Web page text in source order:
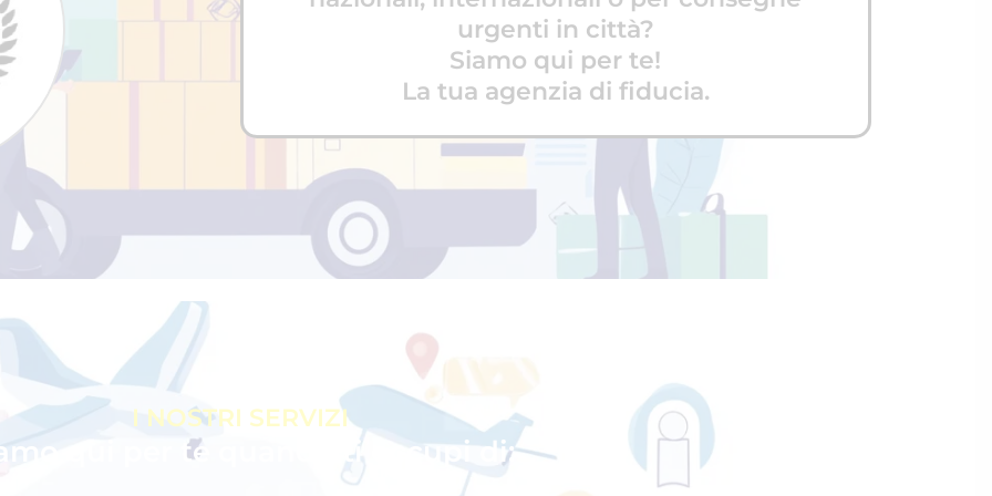
urgenti in città?
Siamo qui per te!
La tua agenzia di fiducia.
I NOSTRI SERVIZI
qui per te quando ti occupi di: